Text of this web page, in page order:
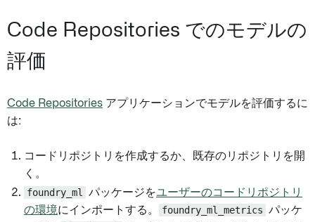
Code Repositories でのモデルの
評価
Code Repositories アプリケーションでモデルを評価するに
は:
コードリポジトリを作成するか、既存のリポジトリを開
く。
foundry_ml パッケージをユーザーのコードリポジトリ
の環境にインポートする。 foundry_ml_metrics パッケ